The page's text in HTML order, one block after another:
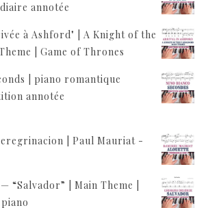
annotée
à Ashford" | A Knight of the
| Game of Thrones
| piano romantique
annotée
| Paul Mauriat -
“Salvador” | Main Theme |